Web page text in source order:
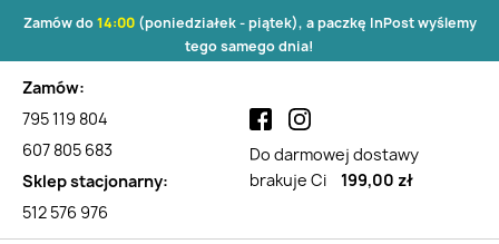
Zamów do14:00(poniedziałek - piątek), a paczkę InPost wyślemy
tego samego dnia!
Zamów:
795 119 804
607 805 683
Sklep stacjonarny:
512 576 976
Do darmowej dostawy
brakuje Ci
199,00 zł